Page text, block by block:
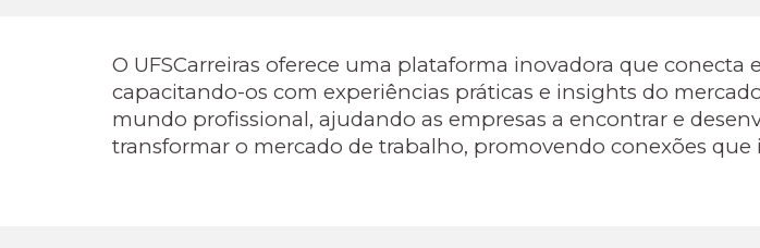
O UFSCarreiras oferece uma plataforma inovadora que
capacitando-os com experiências práticas e insights do
mundo profissional, ajudando as empresas a encontrar e
transformar o mercado de trabalho, promovendo conexões